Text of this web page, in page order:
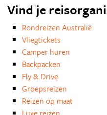
Vind je
Rondreizen Australië
Vliegtickets
Camper huren
Backpacken
Fly & Drive
Groepsreizen
Reizen op maat